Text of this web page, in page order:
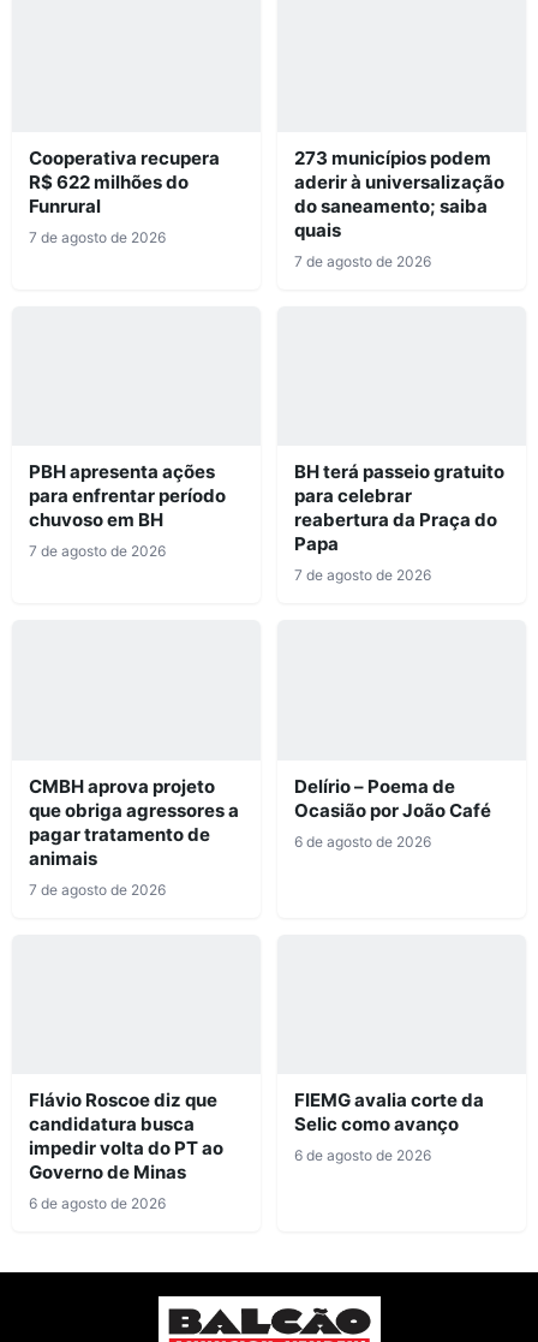
Cooperativa recupera
R$ 622 milhões do
Funrural
7 de agosto de 2026
273 municípios podem
aderir à universalização
do saneamento; saiba
quais
7 de agosto de 2026
PBH apresenta ações
para enfrentar período
chuvoso em BH
7 de agosto de 2026
BH terá passeio gratuito
para celebrar
reabertura da Praça do
Papa
7 de agosto de 2026
CMBH aprova projeto
que obriga agressores a
pagar tratamento de
animais
7 de agosto de 2026
Delírio – Poema de
Ocasião por João Café
6 de agosto de 2026
Flávio Roscoe diz que
candidatura busca
impedir volta do PT ao
Governo de Minas
6 de agosto de 2026
FIEMG avalia corte da
Selic como avanço
6 de agosto de 2026